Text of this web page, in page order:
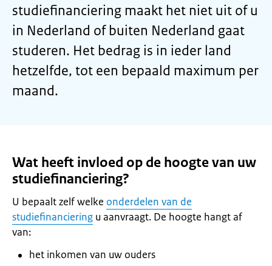
studiefinanciering maakt het niet uit of u
in Nederland of buiten Nederland gaat
studeren. Het bedrag is in ieder land
hetzelfde, tot een bepaald maximum per
maand.
Wat heeft invloed op de hoogte van uw
studiefinanciering?
U bepaalt zelf welke onderdelen van de
studiefinanciering u aanvraagt. De hoogte hangt af
van:
het inkomen van uw ouders